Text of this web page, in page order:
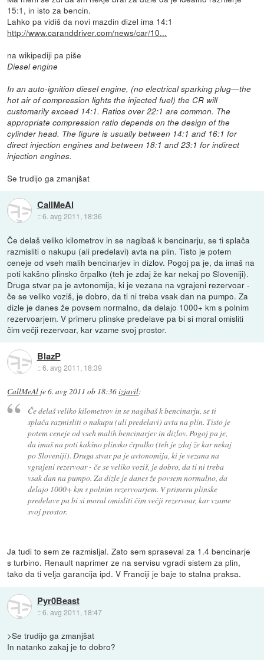
15:1, in isto za bencin.
Lahko pa vidiš da novi mazdin dizel ima 14:1
http://www.caranddriver.com/news/car/10...
na wikipediji pa piše
Diesel engine
In an auto-ignition diesel engine, (no electrical sparking plug—the
hot air of compression lights the injected fuel) the CR will
customarily exceed 14:1. Ratios over 22:1 are common. The
appropriate compression ratio depends on the design of the
cylinder head. The figure is usually between 14:1 and 16:1 for
direct injection engines and between 18:1 and 23:1 for indirect
injection engines.
Se trudijo ga zmanjšat
CallMeAl
::6. avg 2011, 18:36
Če delaš veliko kilometrov in se nagibaš k bencinarju, se ti splača
razmisliti o nakupu (ali predelavi) avta na plin. Tisto je potem
ceneje od vseh malih bencinarjev in dizlov. Pogoj pa je, da imaš na
poti kakšno plinsko črpalko (teh je zdaj že kar nekaj po Sloveniji).
Druga stvar pa je avtonomija, ki je vezana na vgrajeni rezervoar -
če se veliko voziš, je dobro, da ti ni treba vsak dan na pumpo. Za
dizle je danes že povsem normalno, da delajo 1000+ km s polnim
rezervoarjem. V primeru plinske predelave pa bi si moral omisliti
čim večji rezervoar, kar vzame svoj prostor.
BlazP
::6. avg 2011, 18:39
CallMeAl je6. avg 2011 ob 18:36izjavil:
Če delaš veliko kilometrov in se nagibaš k bencinarju, se ti
splača razmisliti o nakupu (ali predelavi) avta na plin. Tisto je
potem ceneje od vseh malih bencinarjev in dizlov. Pogoj pa je,
da imaš na poti kakšno plinsko črpalko (teh je zdaj že kar nekaj
po Sloveniji). Druga stvar pa je avtonomija, ki je vezana na
vgrajeni rezervoar - če se veliko voziš, je dobro, da ti ni treba
vsak dan na pumpo. Za dizle je danes že povsem normalno, da
delajo 1000+ km s polnim rezervoarjem. V primeru plinske
predelave pa bi si moral omisliti čim večji rezervoar, kar vzame
svoj prostor.
Ja tudi to sem ze razmisljal. Zato sem spraseval za 1.4 bencinarje
s turbino. Renault naprimer ze na servisu vgradi sistem za plin,
tako da ti velja garancija ipd. V Franciji je baje to stalna praksa.
Pyr0Beast
::6. avg 2011, 18:47
>Se trudijo ga zmanjšat
In natanko zakaj je to dobro?